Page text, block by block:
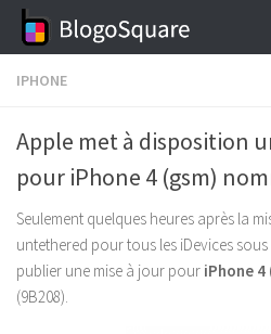
Skip to content
IPHONE
Apple met à disposition
pour iPhone 4 (gsm)
Seulement quelques heures après la
untethered pour tous les iDevices sous
publier une mise à jour pour iPhone 4
(9B208).